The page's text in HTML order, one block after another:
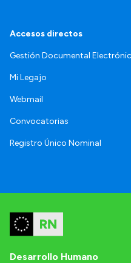
Accesos directos
Gestión Documental
Mi Legajo
Webmail
Convocatorias
Registro Único Nominal
Desarrollo Humano